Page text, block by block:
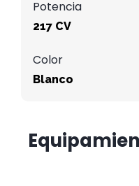
Potencia
217 CV
Color
Blanco